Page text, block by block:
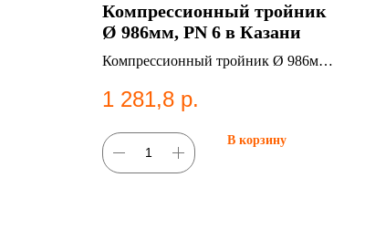
Компрессионный тройник
Ø 986мм, PN 6 в Казани
Компрессионный тройник Ø 986мм,
фитинги;Тройники.
1 281,8 р.
В корзину